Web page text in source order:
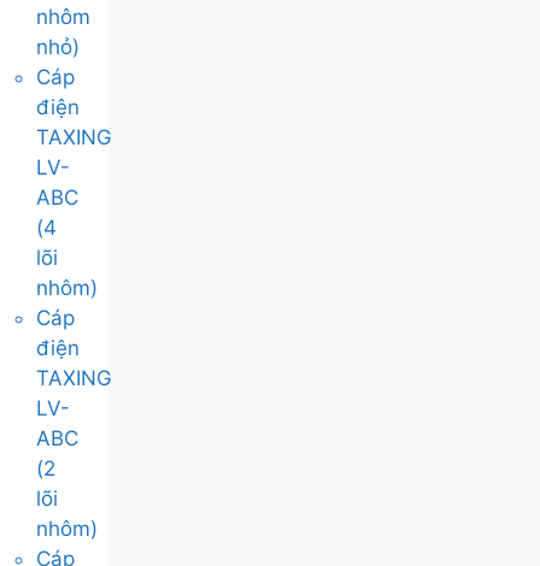
nhôm
nhỏ)
Cáp
điện
TAXING
LV-
ABC
(4
lõi
nhôm)
Cáp
điện
TAXING
LV-
ABC
(2
lõi
nhôm)
Cáp